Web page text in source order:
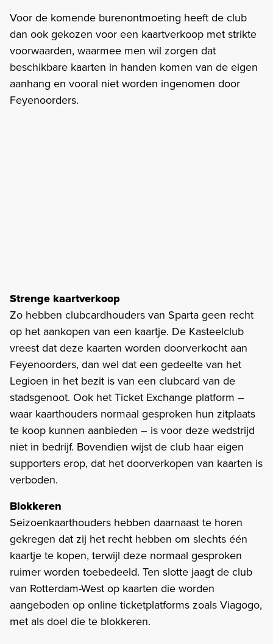
Voor de komende burenontmoeting heeft de club
dan ook gekozen voor een kaartverkoop met strikte
voorwaarden, waarmee men wil zorgen dat
beschikbare kaarten in handen komen van de eigen
aanhang en vooral niet worden ingenomen door
Feyenoorders.
Strenge kaartverkoop
Zo hebben clubcardhouders van Sparta geen recht
op het aankopen van een kaartje. De Kasteelclub
vreest dat deze kaarten worden doorverkocht aan
Feyenoorders, dan wel dat een gedeelte van het
Legioen in het bezit is van een clubcard van de
stadsgenoot. Ook het Ticket Exchange platform –
waar kaarthouders normaal gesproken hun zitplaats
te koop kunnen aanbieden – is voor deze wedstrijd
niet in bedrijf. Bovendien wijst de club haar eigen
supporters erop, dat het doorverkopen van kaarten is
verboden.
Blokkeren
Seizoenkaarthouders hebben daarnaast te horen
gekregen dat zij het recht hebben om slechts één
kaartje te kopen, terwijl deze normaal gesproken
ruimer worden toebedeeld. Ten slotte jaagt de club
van Rotterdam-West op kaarten die worden
aangeboden op online ticketplatforms zoals Viagogo,
met als doel die te blokkeren.